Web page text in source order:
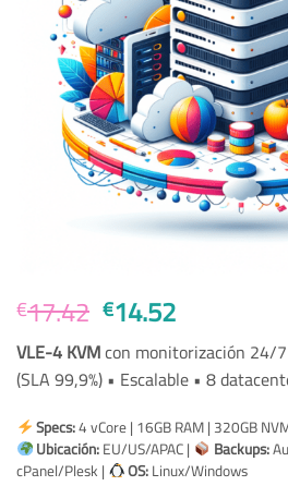
€17.42 Original
price
was:
€17.42.
€14.52Current
price
is:
€14.52.
VLE-4 KVMcon monitorización 24/
(SLA 99,9%) • Escalable • 8
Specs:4 vCore | 16GB RAM | 320GB
Ubicación:EU/US/APAC | Backups:
cPanel/Plesk | OS:Linux/Windows